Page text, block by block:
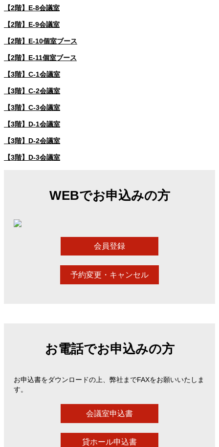
【2階】E-8会議室
【2階】E-9会議室
【2階】E-10個室ブース
【2階】E-11個室ブース
【3階】C-1会議室
【3階】C-2会議室
【3階】C-3会議室
【3階】D-1会議室
【3階】D-2会議室
【3階】D-3会議室
WEBでお申込みの方
会員登録
予約変更・キャンセル
お電話でお申込みの方
お申込書をダウンロードの上、弊社までFAXをお願いいたしま
す。
会議室申込書
貸ホール申込書